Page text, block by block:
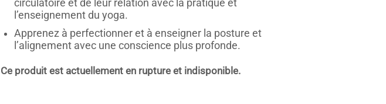
circulatoire et de leur relation avec la pratique et
l’enseignement du yoga.
Apprenez à perfectionner et à enseigner la posture et
l’alignement avec une conscience plus profonde.
Ce produit est actuellement en rupture et indisponible.